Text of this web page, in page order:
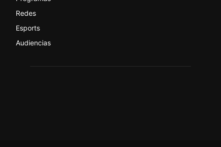
Redes
Esports
Audiencias